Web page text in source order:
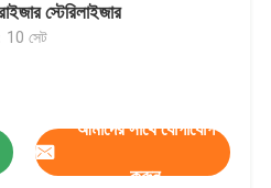
স্টেরিলাইজার
10 সেট
আমাদের সাথে যোগাযোগ
করুন